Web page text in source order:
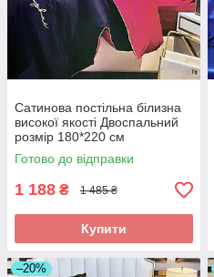
Сатинова постільна білизна
високої якості Двоспальний
розмір 180*220 см
Готово до відправки
1 188 ₴ 1 485 ₴
Купити
–20%